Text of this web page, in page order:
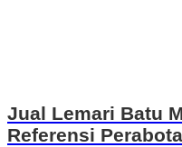
Jual Lemari Batu
Referensi